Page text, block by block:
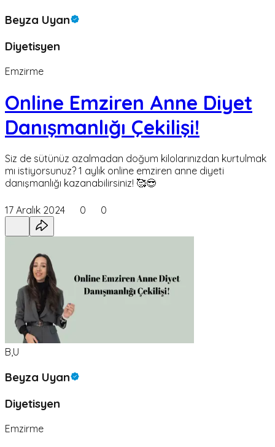
Beyza Uyan
Diyetisyen
Emzirme
Online Emziren Anne Diyet
Danışmanlığı Çekilişi!
Siz de sütünüz azalmadan doğum kilolarınızdan kurtulmak
mı istiyorsunuz? 1 aylık online emziren anne diyeti
danışmanlığı kazanabilirsiniz! 🥰😎
17 Aralık 2024 0 0
B,U
Beyza Uyan
Diyetisyen
Emzirme